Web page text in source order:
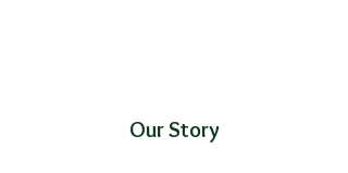
Digger
Our Story